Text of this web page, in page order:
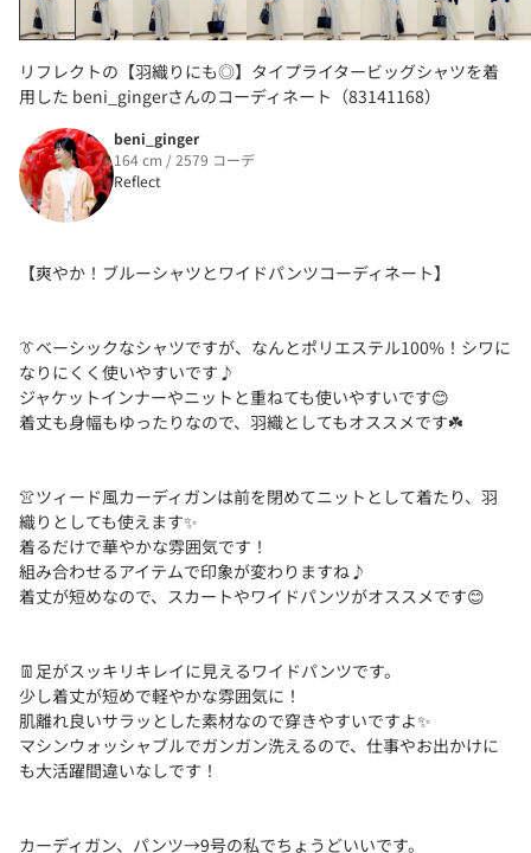
リフレクトの【羽織りにも◎】タイプライタービッグシャツを着
用した beni_gingerさんのコーディネート（83141168）
beni_ginger
164 cm / 2579 コーデ
Reflect
【爽やか！ブルーシャツとワイドパンツコーディネート】
👔ベーシックなシャツですが、なんとポリエステル100%！シワに
なりにくく使いやすいです♪
ジャケットインナーやニットと重ねても使いやすいです😊
着丈も身幅もゆったりなので、羽織としてもオススメです☘️
👚ツィード風カーディガンは前を閉めてニットとして着たり、羽
織りとしても使えます✨
着るだけで華やかな雰囲気です！
組み合わせるアイテムで印象が変わりますね♪
着丈が短めなので、スカートやワイドパンツがオススメです😊
👖足がスッキリキレイに見えるワイドパンツです。
少し着丈が短めで軽やかな雰囲気に！
肌離れ良いサラッとした素材なので穿きやすいですよ✨️
マシンウォッシャブルでガンガン洗えるので、仕事やお出かけに
も大活躍間違いなしです！
カーディガン、パンツ→9号の私でちょうどいいです。